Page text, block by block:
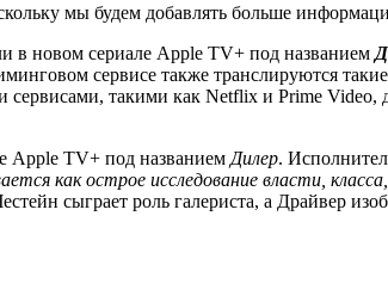
мы будем добавлять больше
в новом сериале Apple TV+ под названием
сервисе также транслируются
такими как Netflix и Prime Video,
Apple TV+ под названием Дилер.
как острое исследование власти,
сыграет роль галериста, а Драйвер